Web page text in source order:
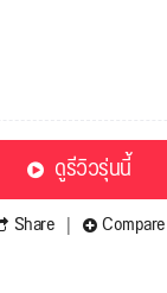
ดูรีวิวรุ่นนี้
Share Compare